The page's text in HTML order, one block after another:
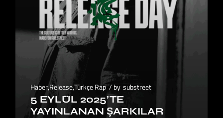
Haber,Release,Türkçe Rap by substreet
5 EYLÜL 2025’TE
YAYINLANAN ŞARKILAR